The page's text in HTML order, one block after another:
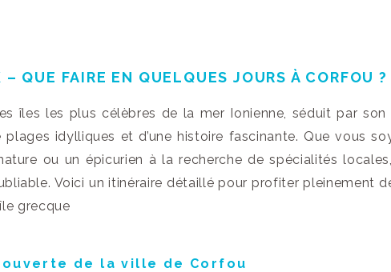
QUE FAIRE EN QUELQUES JOURS À CORFOU ?
îles les plus célèbres de la mer Ionienne, séduit par
plages idylliques et d’une histoire fascinante. Que vous
ou un épicurien à la recherche de spécialités
Voici un itinéraire détaillé pour profiter pleinement
grecque
de la ville de Corfou